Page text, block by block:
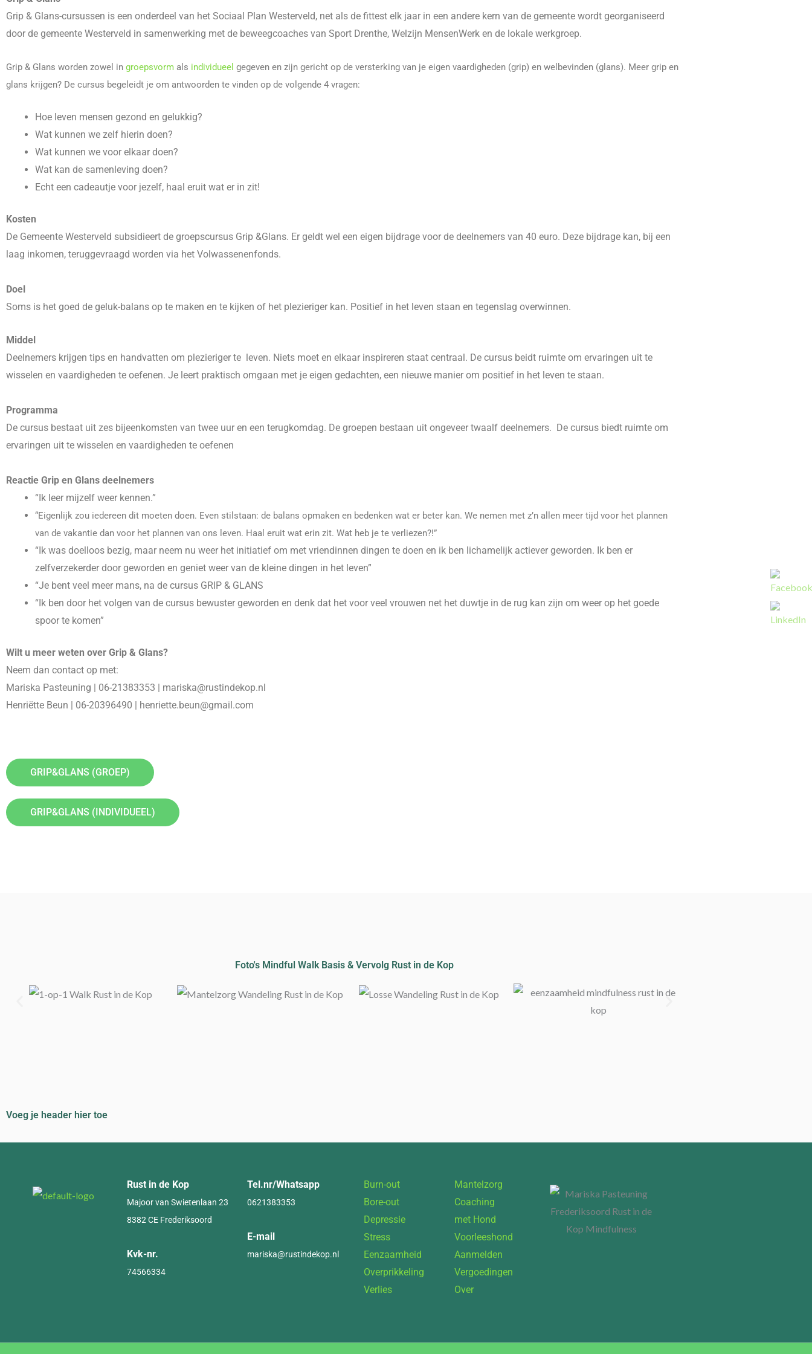
Grip & Glans-cursussen is een onderdeel van het Sociaal Plan Westerveld, net als de fittest elk jaar in een andere kern van de gemeente wordt georganiseerd
door de gemeente Westerveld in samenwerking met de beweegcoaches van Sport Drenthe, Welzijn MensenWerk en de lokale werkgroep.
Grip & Glans worden zowel in groepsvorm als individueel gegeven en zijn gericht op de versterking van je eigen vaardigheden (grip) en welbevinden (glans). Meer grip en
glans krijgen? De cursus begeleidt je om antwoorden te vinden op de volgende 4 vragen:
Hoe leven mensen gezond en gelukkig?
Wat kunnen we zelf hierin doen?
Wat kunnen we voor elkaar doen?
Wat kan de samenleving doen?
Echt een cadeautje voor jezelf, haal eruit wat er in zit!
Kosten
De Gemeente Westerveld subsidieert de groepscursus Grip &Glans. Er geldt wel een eigen bijdrage voor de deelnemers van 40 euro. Deze bijdrage kan, bij een
laag inkomen, teruggevraagd worden via het Volwassenenfonds.
Doel
Soms is het goed de geluk-balans op te maken en te kijken of het plezieriger kan. Positief in het leven staan en tegenslag overwinnen.
Middel
Deelnemers krijgen tips en handvatten om plezieriger te leven. Niets moet en elkaar inspireren staat centraal. De cursus beidt ruimte om ervaringen uit te
wisselen en vaardigheden te oefenen. Je leert praktisch omgaan met je eigen gedachten, een nieuwe manier om positief in het leven te staan.
Programma
De cursus bestaat uit zes bijeenkomsten van twee uur en een terugkomdag. De groepen bestaan uit ongeveer twaalf deelnemers. De cursus biedt ruimte om
ervaringen uit te wisselen en vaardigheden te oefenen
Reactie Grip en Glans deelnemers
“Ik leer mijzelf weer kennen.”
“Eigenlijk zou iedereen dit moeten doen. Even stilstaan: de balans opmaken en bedenken wat er beter kan. We nemen met z’n allen meer tijd voor het plannen
van de vakantie dan voor het plannen van ons leven. Haal eruit wat erin zit. Wat heb je te verliezen?!”
“Ik was doelloos bezig, maar neem nu weer het initiatief om met vriendinnen dingen te doen en ik ben lichamelijk actiever geworden. Ik ben er
zelfverzekerder door geworden en geniet weer van de kleine dingen in het leven”
“Je bent veel meer mans, na de cursus GRIP & GLANS
“Ik ben door het volgen van de cursus bewuster geworden en denk dat het voor veel vrouwen net het duwtje in de rug kan zijn om weer op het goede
spoor te komen”
Wilt u meer weten over Grip & Glans?
Neem dan contact op met:
Mariska Pasteuning | 06-21383353 | mariska@rustindekop.nl
Henriëtte Beun | 06-20396490 | henriette.beun@gmail.com
GRIP&GLANS (GROEP)
GRIP&GLANS (INDIVIDUEEL)
Foto's Mindful Walk Basis & Vervolg Rust in de Kop
Voeg je header hier toe
Rust in de Kop
Majoor van Swietenlaan 23
8382 CE Frederiksoord
Kvk-nr.
74566334
Tel.nr/Whatsapp
0621383353
E-mail
mariska@rustindekop.nl
Burn-out
Bore-out
Depressie
Stress
Eenzaamheid
Overprikkeling
Verlies
Mantelzorg
Coaching
met Hond
Voorleeshond
Aanmelden
Vergoedingen
Over